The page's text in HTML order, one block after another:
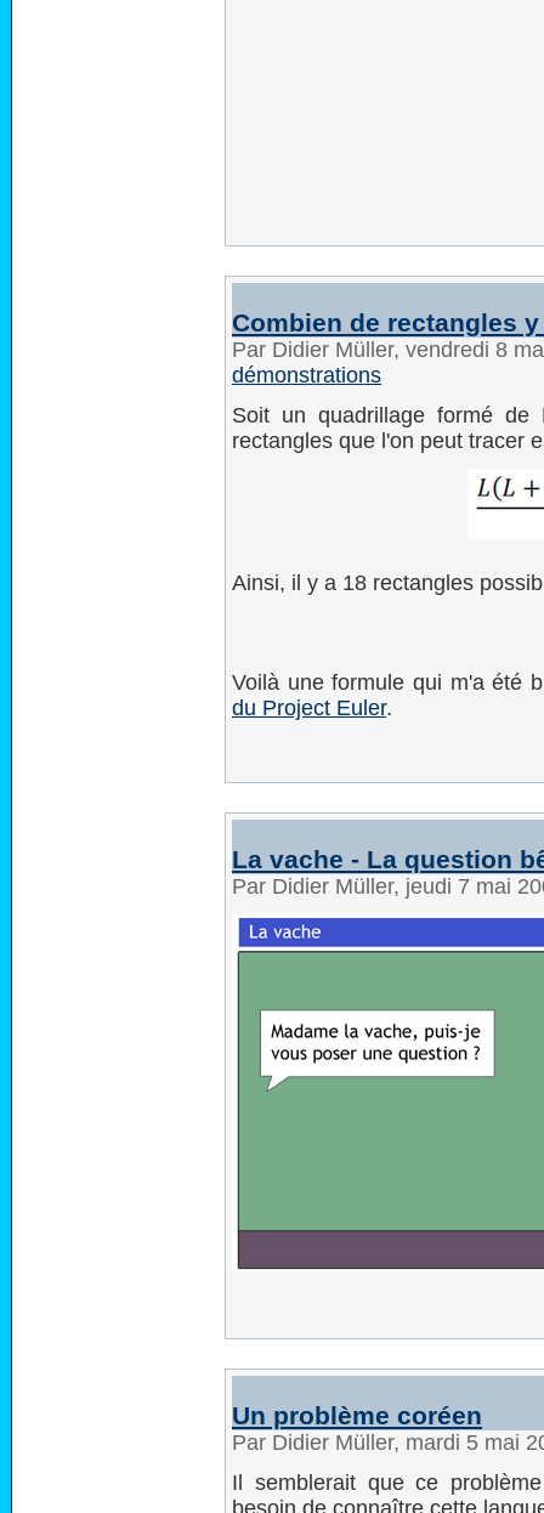
Combien de rectangles
Par Didier Müller, vendredi 8
démonstrations
Soit un quadrillage formé
rectangles que l'on peut tracer
Ainsi, il y a 18 rectangles
Voilà une formule qui m'a été
du Project Euler.
La vache - La question
Par Didier Müller, jeudi 7 mai
Un problème coréen
Par Didier Müller, mardi 5 mai
Il semblerait que ce
besoin de connaître cette